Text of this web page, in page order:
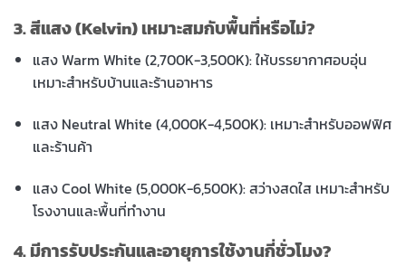
3. สีแสง (Kelvin) เหมาะสมกับพื้นที่หรือไม่?
แสง Warm White (2,700K-3,500K): ให้บรรยากาศอบอุ่น
เหมาะสำหรับบ้านและร้านอาหาร
แสง Neutral White (4,000K-4,500K): เหมาะสำหรับออฟฟิศ
และร้านค้า
แสง Cool White (5,000K-6,500K): สว่างสดใส เหมาะสำหรับ
โรงงานและพื้นที่ทำงาน
4. มีการรับประกันและอายุการใช้งานกี่ชั่วโมง?